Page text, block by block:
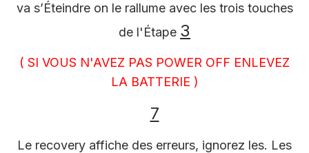
va s’Éteindre on le rallume avec les trois touches
de l'Étape 3
( SI VOUS N'AVEZ PAS POWER OFF ENLEVEZ
LA BATTERIE )
7
Le recovery affiche des erreurs, ignorez les. Les